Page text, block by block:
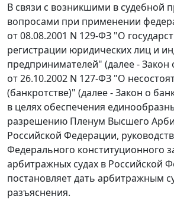
В связи с возникшими в судебной
вопросами при применении
от 08.08.2001 N 129-ФЗ "О
регистрации юридических лиц и
предпринимателей" (далее - Закон
от 26.10.2002 N 127-ФЗ "О
(банкротстве)" (далее - Закон о
в целях обеспечения
разрешению Пленум Высшего
Российской Федерации,
Федерального конституционного
арбитражных судах в Российской
постановляет дать арбитражным
разъяснения.